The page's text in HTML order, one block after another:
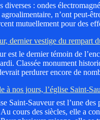
diverses : ondes
n’ont peut-
mutuellement pour des
dernier vestige du rempart
est le dernier témoin de
Classée monument
perdurer encore de
à nos jours, l’église Saint-
Saint-Sauveur est l’une des
cours des siècles, elle a